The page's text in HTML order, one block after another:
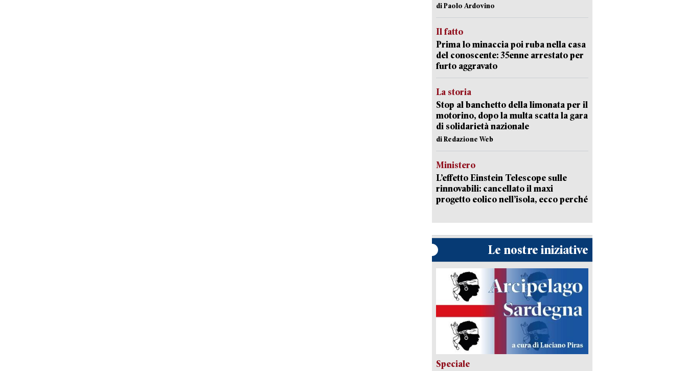
di Paolo Ardovino
Il fatto
Prima lo minaccia poi ruba nella casa
del conoscente: 35enne arrestato per
furto aggravato
La storia
Stop al banchetto della limonata per il
motorino, dopo la multa scatta la gara
di solidarietà nazionale
di Redazione Web
Ministero
L’effetto Einstein Telescope sulle
rinnovabili: cancellato il maxi
progetto eolico nell’isola, ecco perché
Le nostre iniziative
Speciale